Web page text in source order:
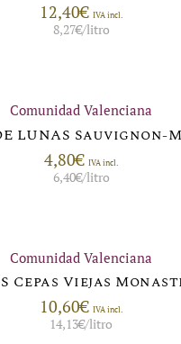
12,40€ IVA incl.
8,27€/litro
Comunidad Valenciana
LUNAS Sauvignon-
4,80€ IVA incl.
6,40€/litro
Comunidad Valenciana
Cepas Viejas
10,60€ IVA incl.
14,13€/litro